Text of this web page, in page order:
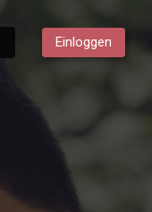
Einloggen